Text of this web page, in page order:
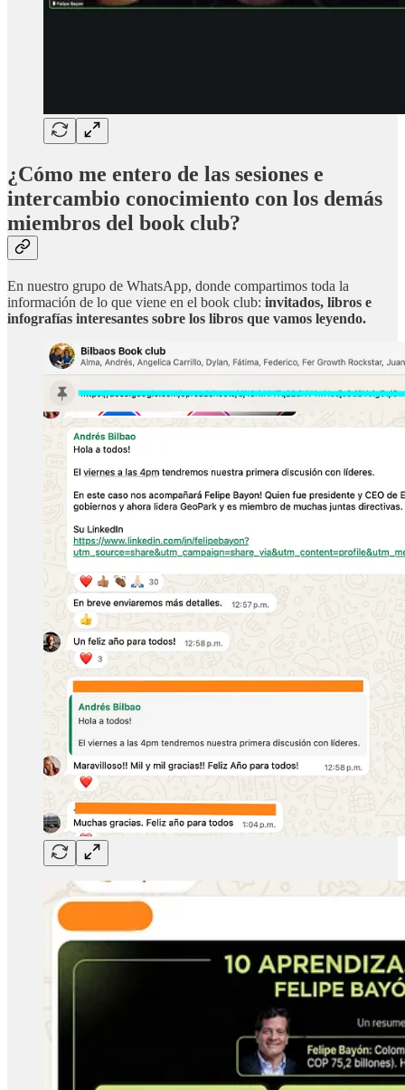
¿Cómo me entero de las sesiones e
intercambio conocimiento con los demás
miembros del book club?
En nuestro grupo de WhatsApp, donde compartimos toda la
información de lo que viene en el book club: invitados, libros e
infografías interesantes sobre los libros que vamos leyendo.